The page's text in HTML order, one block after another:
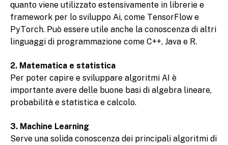
quanto viene utilizzato estensivamente in librerie e
framework per lo sviluppo Ai, come TensorFlow e
PyTorch. Può essere utile anche la conoscenza di altri
linguaggi di programmazione come C++, Java e R.
2. Matematica e statistica
Per poter capire e sviluppare algoritmi AI è
importante avere delle buone basi di algebra lineare,
probabilità e statistica e calcolo.
3. Machine Learning
Serve una solida conoscenza dei principali algoritmi di